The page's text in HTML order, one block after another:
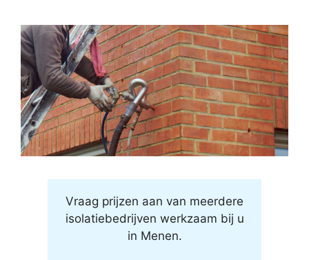
Vraag prijzen aan van meerdere
isolatiebedrijven werkzaam bij u
in Menen.